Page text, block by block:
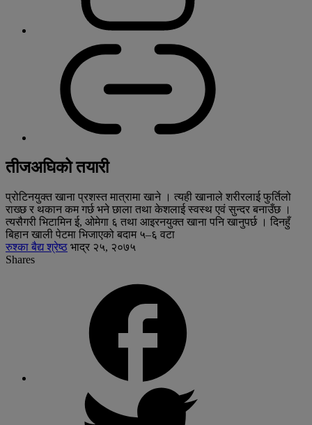
तीजअघिको तयारी
प्रोटिनयुक्त खाना प्रशस्त मात्रामा खाने । त्यही खानाले शरीरलाई फुर्तिलो
राख्छ र थकान कम गर्छ भने छाला तथा केशलाई स्वस्थ एवं सुन्दर बनाउँछ ।
त्यसैगरी भिटामिन ई, ओमेगा ६ तथा आइरनयुक्त खाना पनि खानुपर्छ । दिनहुँ
बिहान खाली पेटमा भिजाएको बदाम ५–६ वटा
रुश्का बैद्य श्रेष्ठ भाद्र २५, २०७५
Shares